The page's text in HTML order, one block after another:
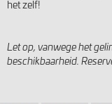
het zelf!
Let op, vanwege het
beschikbaarheid.